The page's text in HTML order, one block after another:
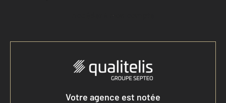
Accéder à mon compte
Votre agence est notée